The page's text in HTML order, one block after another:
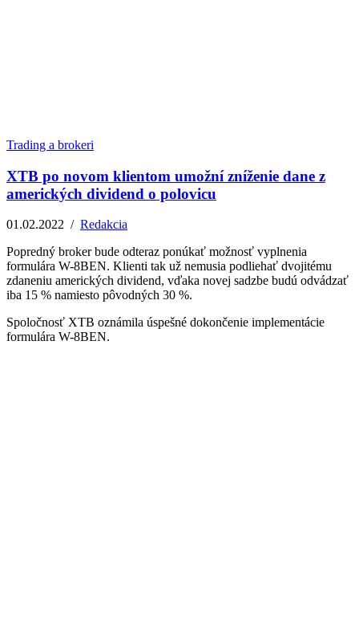
Trading a brokeri
XTB po novom klientom umožní zníženie dane z
amerických dividend o polovicu
01.02.2022 / Redakcia
Popredný broker bude odteraz ponúkať možnosť vyplnenia
formulára W-8BEN. Klienti tak už nemusia podliehať dvojitému
zdaneniu amerických dividend, vďaka novej sadzbe budú odvádzať
iba 15 % namiesto pôvodných 30 %.
Spoločnosť XTB oznámila úspešné dokončenie implementácie
formulára W-8BEN.